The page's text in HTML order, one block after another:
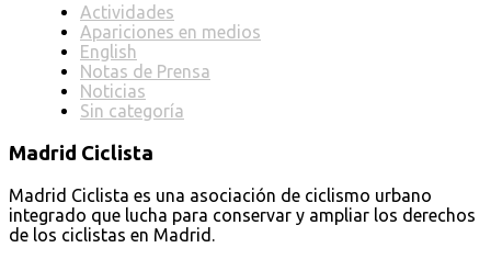
Actividades
Apariciones en medios
English
Notas de Prensa
Noticias
Sin categoría
Madrid Ciclista
Madrid Ciclista es una asociación de ciclismo urbano
integrado que lucha para conservar y ampliar los derechos
de los ciclistas en Madrid.